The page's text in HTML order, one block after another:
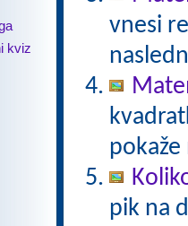
kviz
vnesi
pik na